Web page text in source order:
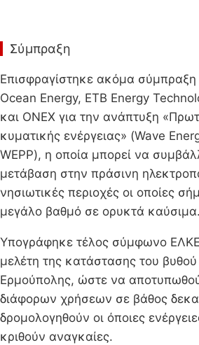
Σύμπραξη
Επισφραγίστηκε ακόμα σύμπραξη
Ocean Energy, ΕΤΒ Energy
και ONEX για την ανάπτυξη
κυματικής ενέργειας» (Wave
WEPP), η οποία μπορεί να
μετάβαση στην πράσινη
νησιωτικές περιοχές οι οποίες
μεγάλο βαθμό σε ορυκτά καύσιμα.
Υπογράφηκε τέλος σύμφωνο
μελέτη της κατάστασης του βυθού
Ερμούπολης, ώστε να
διάφορων χρήσεων σε βάθος
δρομολογηθούν οι όποιες
κριθούν αναγκαίες.